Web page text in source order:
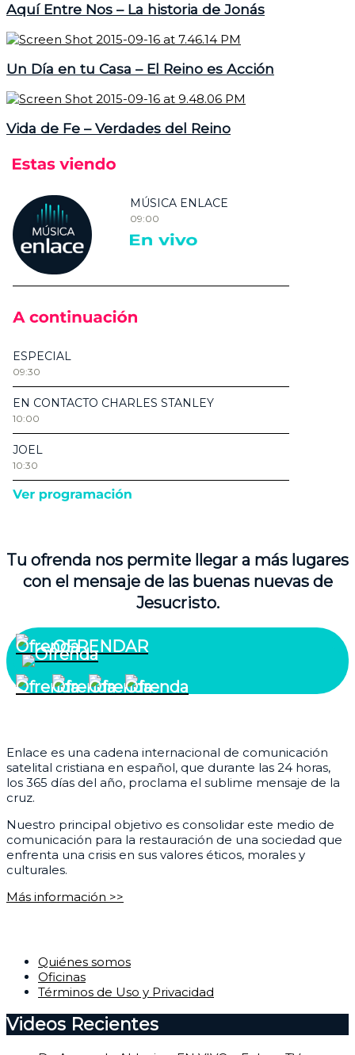
Aquí Entre Nos – La historia de Jonás
Un Día en tu Casa – El Reino es Acción
Vida de Fe – Verdades del Reino
Tu ofrenda nos permite llegar a más lugares
con el mensaje de las buenas nuevas de
Jesucristo.
OFRENDAR
Enlace es una cadena internacional de comunicación
satelital cristiana en español, que durante las 24 horas,
los 365 días del año, proclama el sublime mensaje de la
cruz.
Nuestro principal objetivo es consolidar este medio de
comunicación para la restauración de una sociedad que
enfrenta una crisis en sus valores éticos, morales y
culturales.
Más información >>
Quiénes somos
Oficinas
Términos de Uso y Privacidad
Videos Recientes